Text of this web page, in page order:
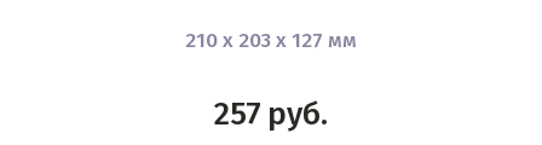
210 х 203 х 127 мм
257 руб.